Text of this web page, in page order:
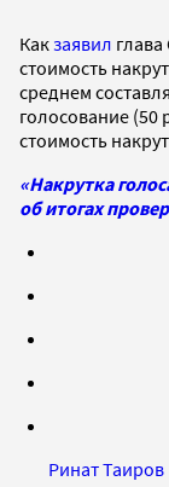
Какзаявил
стоимость
среднем
голосование (50
стоимость
«Накрутка
об итогах
Ринат Таиров